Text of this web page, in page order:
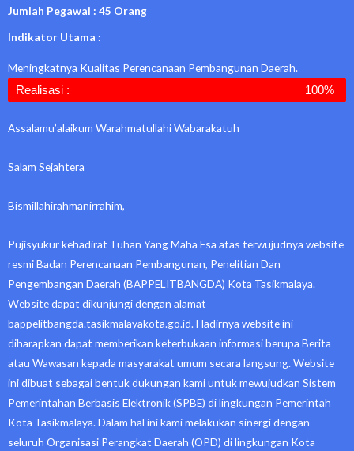
Jumlah Pegawai : 45 Orang
Indikator Utama :
Meningkatnya Kualitas Perencanaan Pembangunan Daerah.
Realisasi :
100%
Assalamu’alaikum Warahmatullahi Wabarakatuh
Salam Sejahtera
Bismillahirahmanirrahim,
Pujisyukur kehadirat Tuhan Yang Maha Esa atas terwujudnya website
resmi Badan Perencanaan Pembangunan, Penelitian Dan
Pengembangan Daerah (BAPPELITBANGDA) Kota Tasikmalaya.
Website dapat dikunjungi dengan alamat
bappelitbangda.tasikmalayakota.go.id. Hadirnya website ini
diharapkan dapat memberikan keterbukaan informasi berupa Berita
atau Wawasan kepada masyarakat umum secara langsung. Website
ini dibuat sebagai bentuk dukungan kami untuk mewujudkan Sistem
Pemerintahan Berbasis Elektronik (SPBE) di lingkungan Pemerintah
Kota Tasikmalaya. Dalam hal ini kami melakukan sinergi dengan
seluruh Organisasi Perangkat Daerah (OPD) di lingkungan Kota